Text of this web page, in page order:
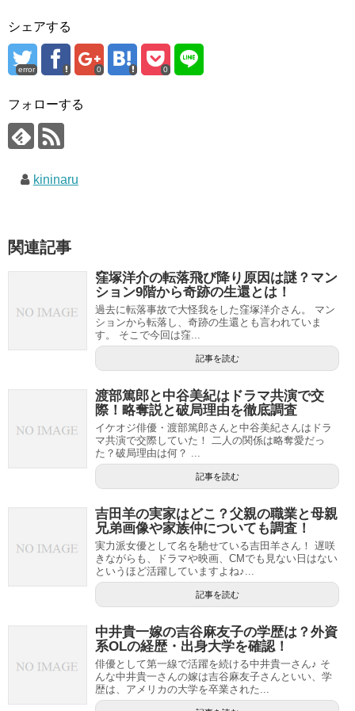
シェアする
error 0 0
フォローする
kininaru
関連記事
窪塚洋介の転落飛び降り原因は謎？マン
ション9階から奇跡の生還とは！
過去に転落事故で大怪我をした窪塚洋介さん。 マン
ションから転落し、奇跡の生還とも言われていま
す。 そこで今回は窪...
記事を読む
渡部篤郎と中谷美紀はドラマ共演で交
際！略奪説と破局理由を徹底調査
イケオジ俳優・渡部篤郎さんと中谷美紀さんはドラ
マ共演で交際していた！ 二人の関係は略奪愛だっ
た？破局理由は何？ ...
記事を読む
吉田羊の実家はどこ？父親の職業と母親
兄弟画像や家族仲についても調査！
実力派女優として名を馳せている吉田羊さん！ 遅咲
きながらも、ドラマや映画、CMでも見ない日はない
というほど活躍していますよね♪...
記事を読む
中井貴一嫁の吉谷麻友子の学歴は？外資
系OLの経歴・出身大学を確認！
俳優として第一線で活躍を続ける中井貴一さん♪ そ
んな中井貴一さんの嫁は吉谷麻友子さんといい、学
歴は、アメリカの大学を卒業された...